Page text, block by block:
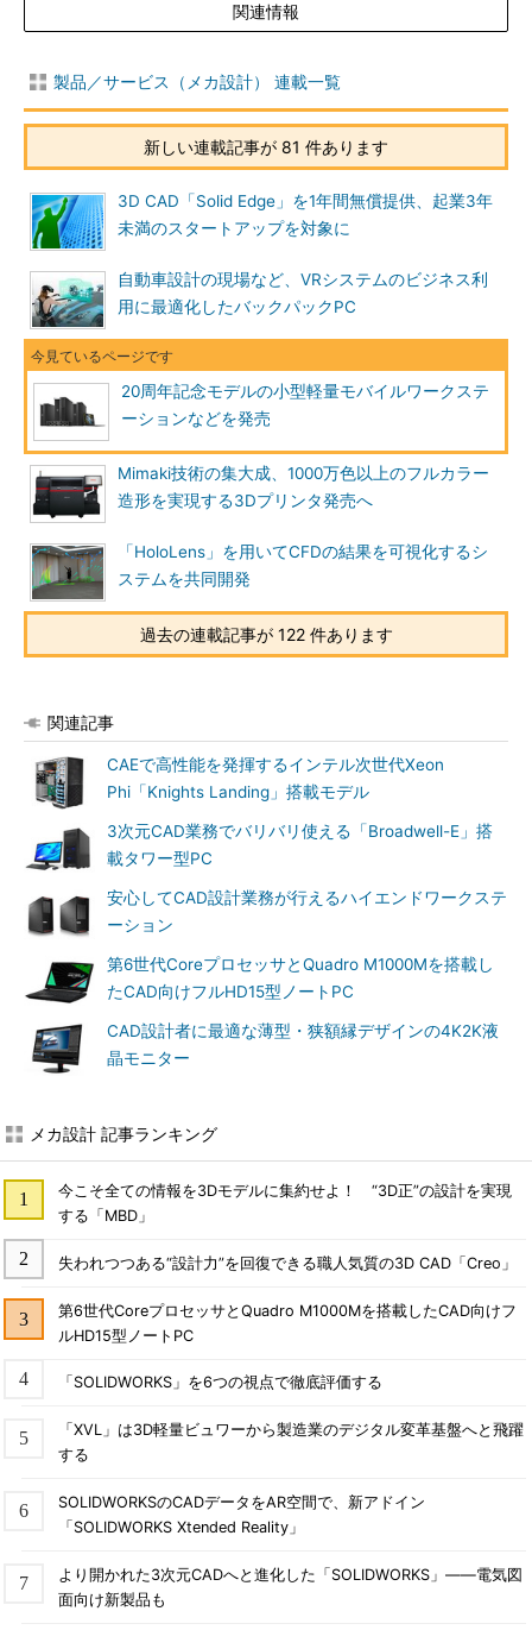
関連情報
製品／サービス（メカ設計） 連載一覧
新しい連載記事が 81 件あります
3D CAD「Solid Edge」を1年間無償提供、起業3年
未満のスタートアップを対象に
自動車設計の現場など、VRシステムのビジネス利
用に最適化したバックパックPC
20周年記念モデルの小型軽量モバイルワークステ
ーションなどを発売
Mimaki技術の集大成、1000万色以上のフルカラー
造形を実現する3Dプリンタ発売へ
「HoloLens」を用いてCFDの結果を可視化するシ
ステムを共同開発
過去の連載記事が 122 件あります
関連記事
CAEで高性能を発揮するインテル次世代Xeon
Phi「Knights Landing」搭載モデル
3次元CAD業務でバリバリ使える「Broadwell-E」搭
載タワー型PC
安心してCAD設計業務が行えるハイエンドワークステ
ーション
第6世代CoreプロセッサとQuadro M1000Mを搭載し
たCAD向けフルHD15型ノートPC
CAD設計者に最適な薄型・狭額縁デザインの4K2K液
晶モニター
メカ設計 記事ランキング
今こそ全ての情報を3Dモデルに集約せよ！ “3D正”の設計を実現
する「MBD」
失われつつある“設計力”を回復できる職人気質の3D CAD「Creo」
第6世代CoreプロセッサとQuadro M1000Mを搭載したCAD向けフ
ルHD15型ノートPC
「SOLIDWORKS」を6つの視点で徹底評価する
「XVL」は3D軽量ビュワーから製造業のデジタル変革基盤へと飛躍
する
SOLIDWORKSのCADデータをAR空間で、新アドイン
「SOLIDWORKS Xtended Reality」
より開かれた3次元CADへと進化した「SOLIDWORKS」――電気図
面向け新製品も